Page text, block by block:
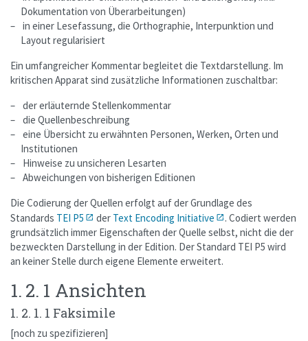
Dokumentation von Überarbeitungen)
in einer Lesefassung, die Orthographie, Interpunktion und
Layout regularisiert
Ein umfangreicher Kommentar begleitet die Textdarstellung. Im
kritischen Apparat sind zusätzliche Informationen zuschaltbar:
der erläuternde Stellenkommentar
die Quellenbeschreibung
eine Übersicht zu erwähnten Personen, Werken, Orten und
Institutionen
Hinweise zu unsicheren Lesarten
Abweichungen von bisherigen Editionen
Die Codierung der Quellen erfolgt auf der Grundlage des
Standards TEI P5 der Text Encoding Initiative
. Codiert werden
grundsätzlich immer Eigenschaften der Quelle selbst, nicht die der
bezweckten Darstellung in der Edition. Der Standard TEI P5 wird
an keiner Stelle durch eigene Elemente erweitert.
1. 2. 1 Ansichten
1. 2. 1. 1 Faksimile
[noch zu spezifizieren]